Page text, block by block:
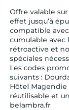
Offre valable
effet jusqu’à
compatible
cumulable avec
rétroactive et
spéciales
Les codes
suivants :
Hôtel
réutilisable et
belambra.fr